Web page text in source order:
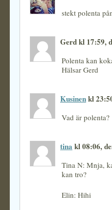
stekt polenta
Gerd kl 17:59,
Polenta kan
Hälsar Gerd
Kusinenkl
Vad är polenta?
tina kl 08:06,
Tina N: Mnja,
kan tro?
Elin: Hihi